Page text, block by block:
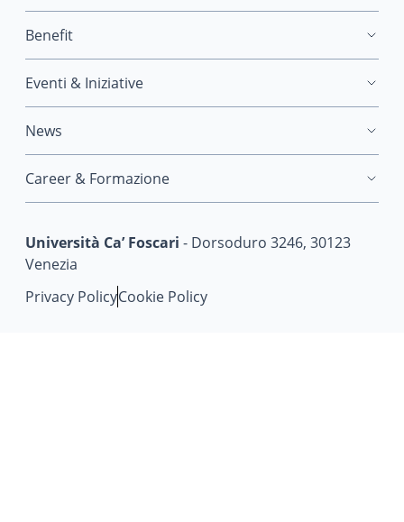
Benefit
Eventi & Iniziative
News
Career & Formazione
Università Ca’ Foscari - Dorsoduro 3246, 30123
Venezia
Privacy PolicyCookie Policy